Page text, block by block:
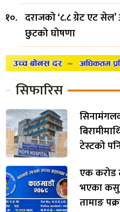
दराजको ‘८.८ ग्रेट एट
छुटको घोषणा
सिफारिस
टेस्टको
एक करोड
भएका
तामाङ